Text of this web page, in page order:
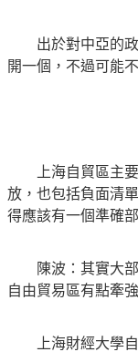
出於對中亞的政
開一個，不過可能
上海自貿區主要
放，也包括負面清
得應該有一個準確
陳波：其實大部
自由貿易區有點牽強
上海財經大學自